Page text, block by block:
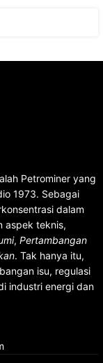
Petrominer yang
1973. Sebagai
dalam
aspek teknis,
, Pertambangan
. Tak hanya itu,
isu, regulasi
industri energi dan